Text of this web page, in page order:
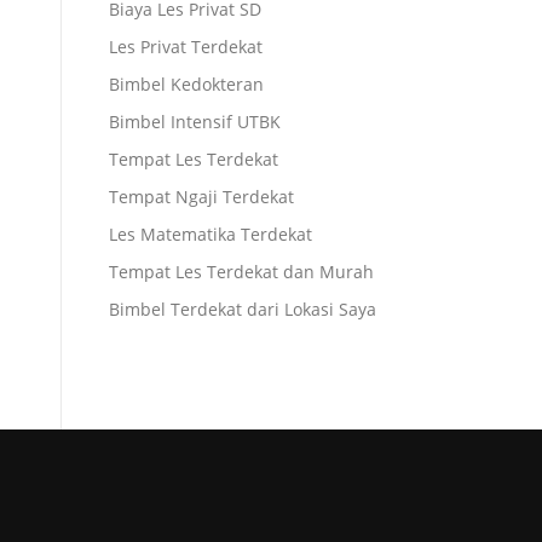
Biaya Les Privat SD
Les Privat Terdekat
Bimbel Kedokteran
Bimbel Intensif UTBK
Tempat Les Terdekat
Tempat Ngaji Terdekat
Les Matematika Terdekat
Tempat Les Terdekat dan Murah
Bimbel Terdekat dari Lokasi Saya